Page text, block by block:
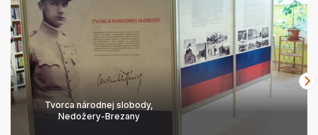
Tvorca národnej slobody,
Nedožery-Brezany